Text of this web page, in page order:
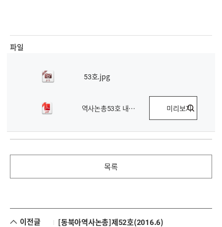
파일
53호.jpg
역사논총53호 내지.pdf 미리보기
목록
이전글 [동북아역사논총]제52호(2016.6)